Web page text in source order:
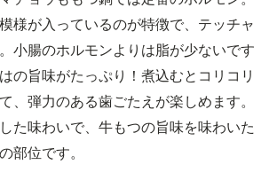
様が入っているのが特徴で、テッチャ
小腸のホルモンよりは脂が少ないです
の旨味がたっぷり！煮込むとコリコリ
、弾力のある歯ごたえが楽しめます。
た味わいで、牛もつの旨味を味わいた
部位です。